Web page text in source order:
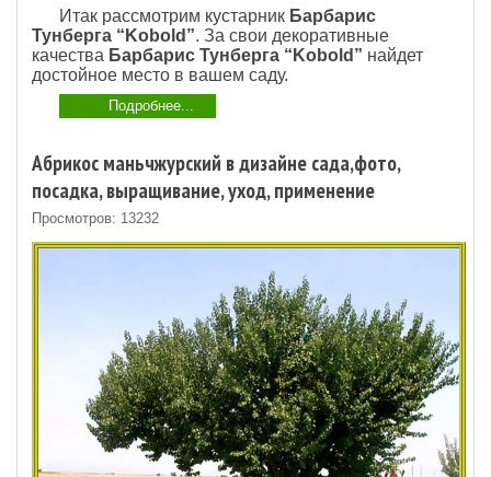
Итак рассмотрим кустарник Барбарис
Тунберга “Kobold”. За свои декоративные
качества Барбарис Тунберга “Kobold” найдет
достойное место в вашем саду.
Подробнее...
Абрикос маньчжурский в дизайне сада,фото,
посадка, выращивание, уход, применение
Просмотров: 13232